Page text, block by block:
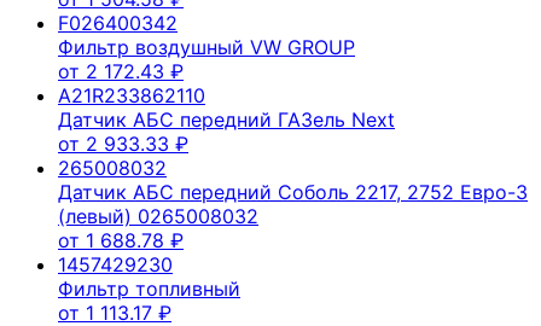
F026400342
Фильтр воздушный VW GROUP
от 2 172.43 ₽
A21R233862110
Датчик АБС передний ГАЗель Next
от 2 933.33 ₽
265008032
Датчик АБС передний Соболь 2217, 2752 Евро-3
(левый) 0265008032
от 1 688.78 ₽
1457429230
Фильтр топливный
от 1 113.17 ₽